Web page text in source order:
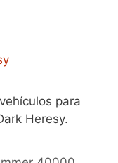
para
Heresy.